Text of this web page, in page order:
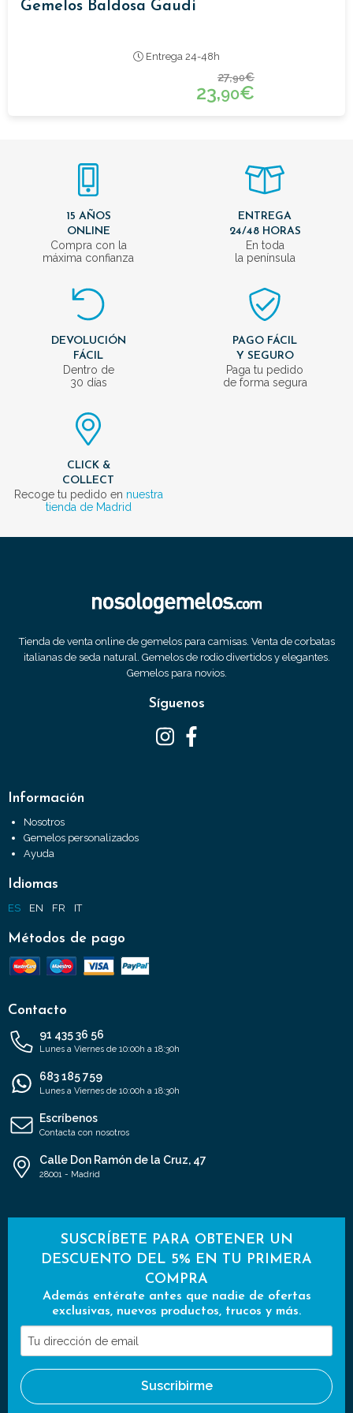
Gemelos Baldosa Gaudi
Entrega 24-48h
27,90€
23,90€
15 AÑOS
ONLINE
Compra con la
máxima confianza
ENTREGA
24/48 HORAS
En toda
la península
DEVOLUCIÓN
FÁCIL
Dentro de
30 días
PAGO FÁCIL
Y SEGURO
Paga tu pedido
de forma segura
CLICK &
COLLECT
Recoge tu pedido en nuestra
tienda de Madrid
Tienda de venta online de gemelos para camisas. Venta de corbatas
italianas de seda natural. Gemelos de rodio divertidos y elegantes.
Gemelos para novios.
Síguenos
Información
Nosotros
Gemelos personalizados
Ayuda
Idiomas
ES EN FR IT
Métodos de pago
Contacto
91 435 36 56
Lunes a Viernes de 10:00h a 18:30h
683 185 759
Lunes a Viernes de 10:00h a 18:30h
Escríbenos
Contacta con nosotros
Calle Don Ramón de la Cruz, 47
28001 - Madrid
SUSCRÍBETE PARA OBTENER UN
DESCUENTO DEL 5% EN TU PRIMERA
COMPRA
Además entérate antes que nadie de ofertas
exclusivas, nuevos productos, trucos y más.
Tu
dirección
de
email
Suscribirme